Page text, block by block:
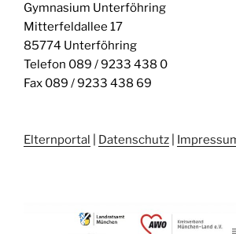
Gymnasium Unterföhring
Mitterfeldallee 17
85774 Unterföhring
Telefon 089 / 9233 438 0
Fax 089 / 9233 438 69
Elternportal Datenschutz